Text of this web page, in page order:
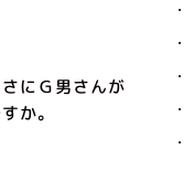
にＧ男さんが
か。